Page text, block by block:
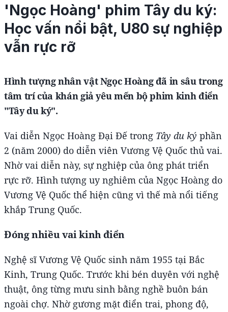
'Ngọc Hoàng' phim Tây du ký:
Học vấn nổi bật, U80 sự nghiệp
vẫn rực rỡ
Hình tượng nhân vật Ngọc Hoàng đã in sâu trong
tâm trí của khán giả yêu mến bộ phim kinh điển
"Tây du ký".
Vai diễn Ngọc Hoàng Đại Đế trong Tây du ký phần
2 (năm 2000) do diễn viên Vương Vệ Quốc thủ vai.
Nhờ vai diễn này, sự nghiệp của ông phát triển
rực rỡ. Hình tượng uy nghiêm của Ngọc Hoàng do
Vương Vệ Quốc thể hiện cũng vì thế mà nổi tiếng
khắp Trung Quốc.
Đóng nhiều vai kinh điển
Nghệ sĩ Vương Vệ Quốc sinh năm 1955 tại Bắc
Kinh, Trung Quốc. Trước khi bén duyên với nghệ
thuật, ông từng mưu sinh bằng nghề buôn bán
ngoài chợ. Nhờ gương mặt điển trai, phong độ,